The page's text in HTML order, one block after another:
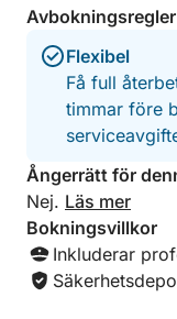
of all the different
at and he took
which was
the memories of
Thank you so
wonderful time,
again in the
definitely highly
Avbokningsregler
Flexibel
Få full
timmar före
Ångerrätt för
Nej. Läs mer
Bokningsvillkor
Inkluderar